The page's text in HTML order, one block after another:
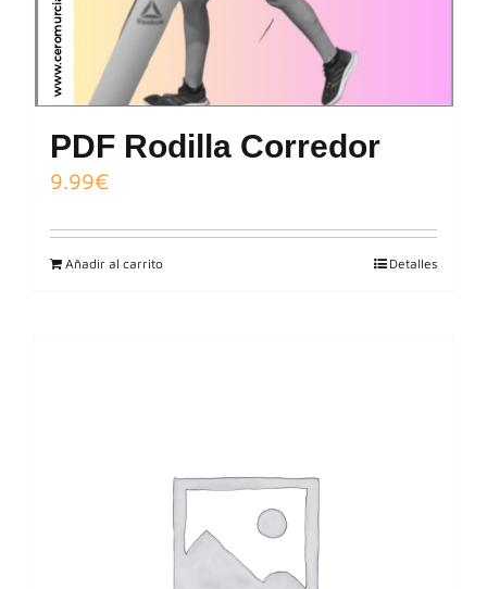
PDF Rodilla Corredor
9.99€
Añadir al carrito Detalles